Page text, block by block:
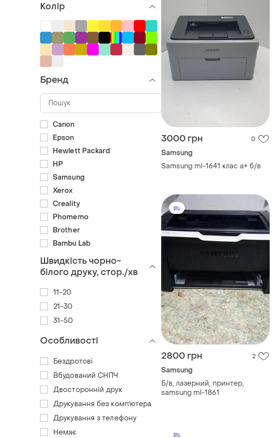
3000 грн 0
Samsung
Samsung ml-1641 клас a+ б/в
2800 грн 2
Samsung
Б/в, лазерний, принтер,
samsung ml-1861
Колір
Бренд
Canon
Epson
Hewlett Packard
HP
Samsung
Xerox
Creality
Phomemo
Brother
Bambu Lab
Швидкість чорно-
білого друку, стор./хв
11-20
21-30
31-50
Особливості
Бездротові
Вбудований СНПЧ
Двосторонній друк
Друкування без комп'ютера
Друкування з телефону
Немає